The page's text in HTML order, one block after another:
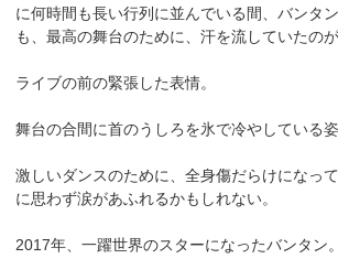
に何時間も長い行列に並んでいる間、バンタ
も、最高の舞台のために、汗を流していたのが
ライブの前の緊張した表情。
舞台の合間に首のうしろを氷で冷やしている姿
激しいダンスのために、全身傷だらけになっ
に思わず涙があふれるかもしれない。
2017年、一躍世界のスターになったバンタン。